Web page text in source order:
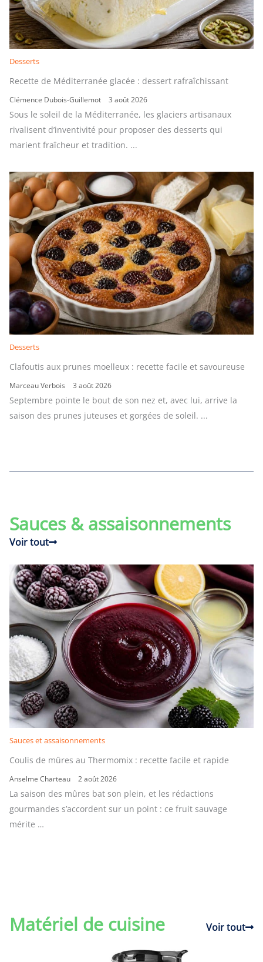
Desserts
Recette de Méditerranée glacée : dessert rafraîchissant
Clémence Dubois-Guillemot 3 août 2026
Sous le soleil de la Méditerranée, les glaciers artisanaux
rivalisent d’inventivité pour proposer des desserts qui
marient fraîcheur et tradition. ...
Desserts
Clafoutis aux prunes moelleux : recette facile et savoureuse
Marceau Verbois 3 août 2026
Septembre pointe le bout de son nez et, avec lui, arrive la
saison des prunes juteuses et gorgées de soleil. ...
Sauces & assaisonnements
Voir tout
Sauces et assaisonnements
Coulis de mûres au Thermomix : recette facile et rapide
Anselme Charteau 2 août 2026
La saison des mûres bat son plein, et les rédactions
gourmandes s’accordent sur un point : ce fruit sauvage
mérite …
Matériel de cuisine Voir tout